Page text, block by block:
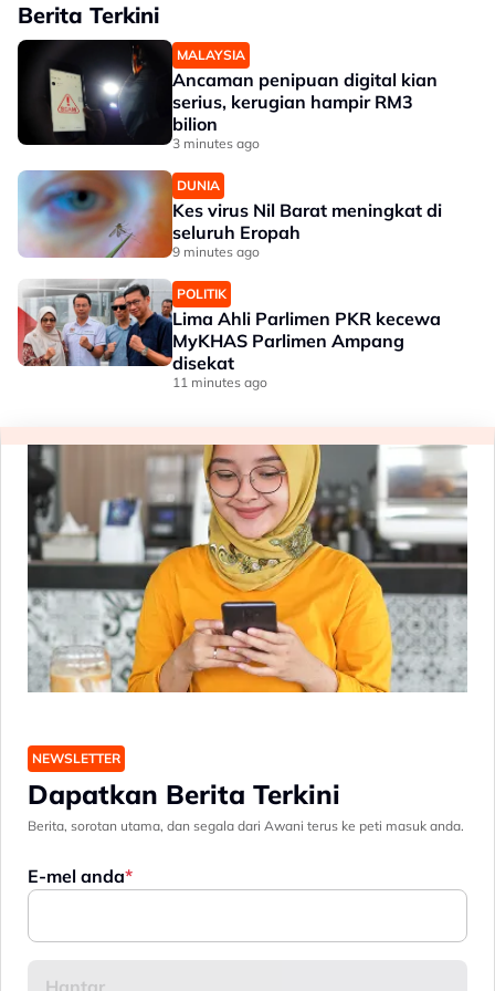
Berita Terkini
MALAYSIA
Ancaman penipuan digital kian
serius, kerugian hampir RM3
bilion
3 minutes ago
DUNIA
Kes virus Nil Barat meningkat di
seluruh Eropah
9 minutes ago
POLITIK
Lima Ahli Parlimen PKR kecewa
MyKHAS Parlimen Ampang
disekat
11 minutes ago
NEWSLETTER
Dapatkan Berita Terkini
Berita, sorotan utama, dan segala dari Awani terus ke peti masuk anda.
E-mel anda